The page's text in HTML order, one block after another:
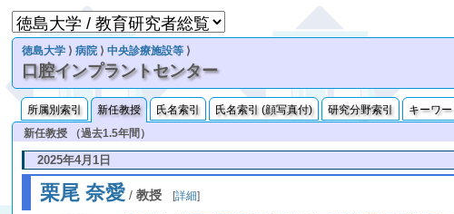
徳島大学 ⟩病院 ⟩中央診療施設等 ⟩
口腔インプラントセンター
所属別索引 新任教授 氏名索引 氏名索引 (顔写真付) 研究分野索引 キーワ
新任教授 （過去1.5年間）
2025年4月1日
栗尾 奈愛 /教授 [詳細]